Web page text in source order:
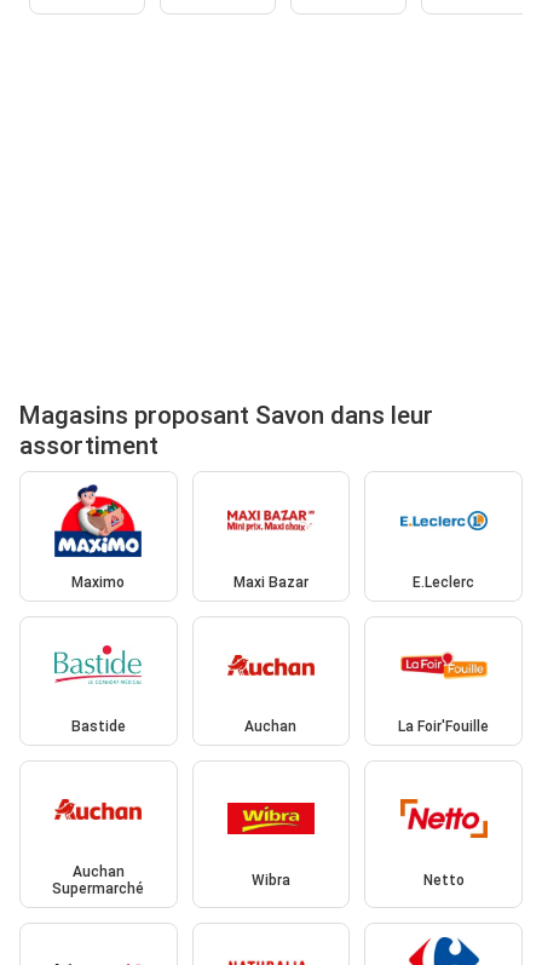
Magasins proposant Savon dans leur
assortiment
Maximo Maxi Bazar E.Leclerc
Bastide Auchan La Foir'Fouille
Auchan
Supermarché
Wibra Netto